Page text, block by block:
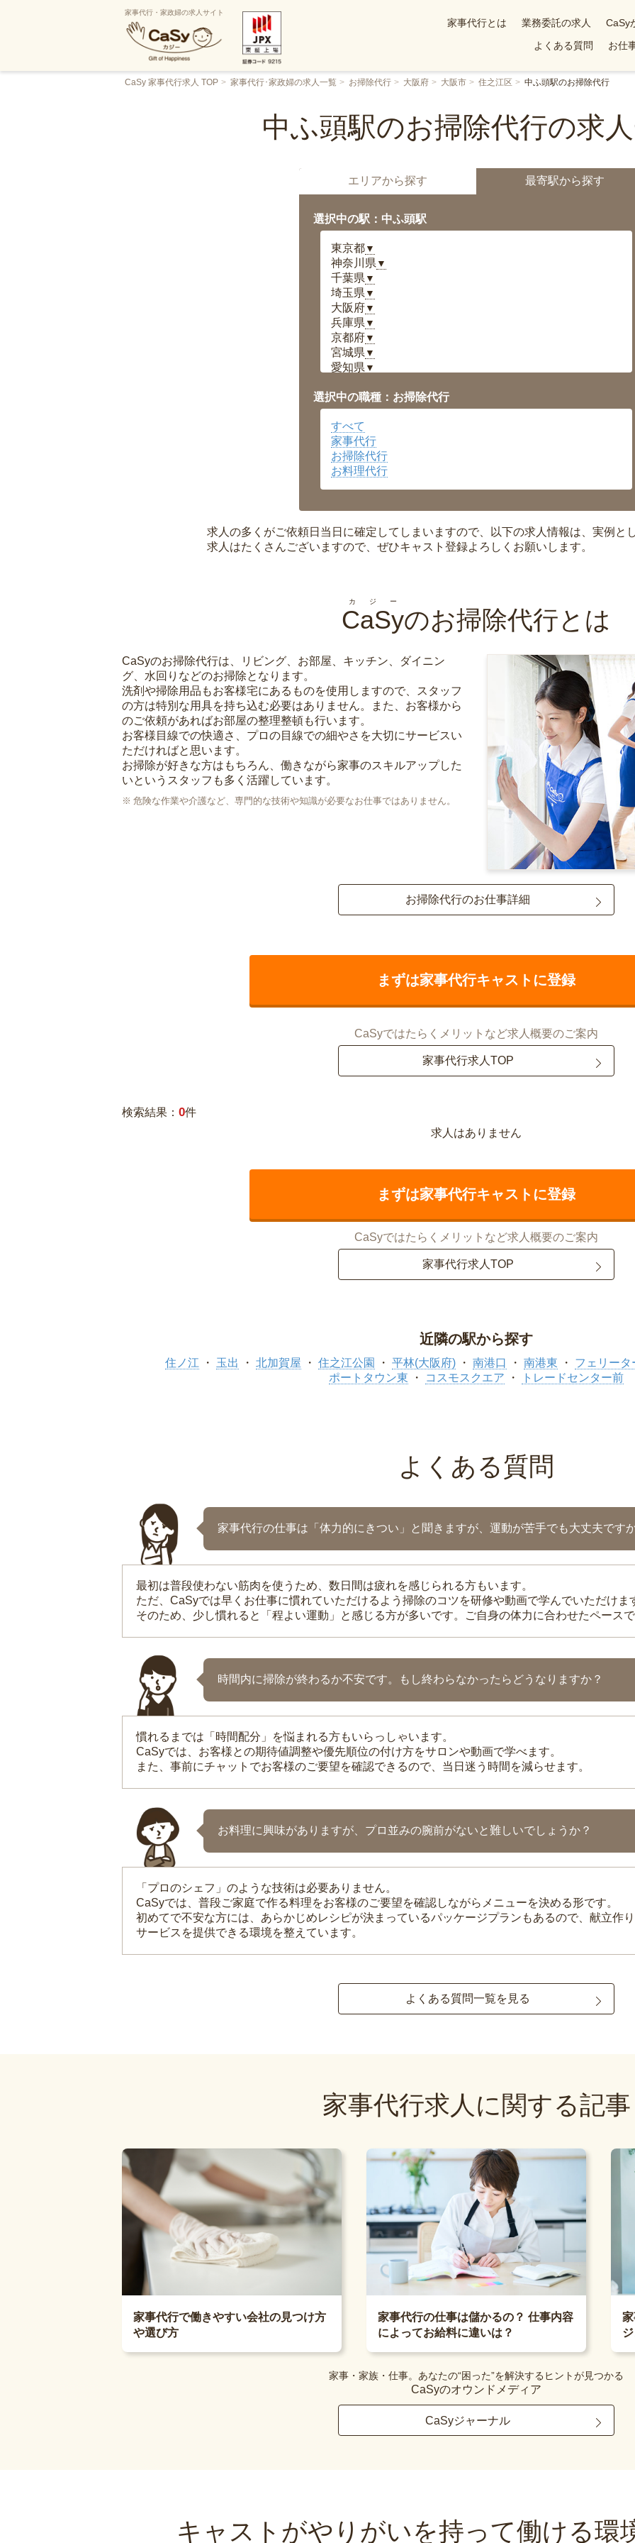
家事代行・家政婦の求人サイト
家事代行とは 業務委託の求人 CaSy
よくある質問
お仕
CaSy 家事代行求人 TOP 家事代行･家政婦の求人一覧 お掃除代行 大阪府 大阪市 住之江区 中ふ頭駅のお掃除代行
中ふ頭駅のお掃除代行の求
エリアから探す 最寄駅から探す
選択中の駅：中ふ頭駅
東京都▼
神奈川県 ▼
千葉県 ▼
埼玉県 ▼
大阪府▼
兵庫県 ▼
京都府▼
宮城県 ▼
愛知県 ▼
岡山県▼
広島県▼
沖縄県
選択中の職種：お掃除代行
すべて
家事代行
お掃除代行
お料理代行
求人の多くがご依頼日当日に確定してしまいますので、以下の求人情報は、実例と
求人はたくさんございますので、ぜひキャスト登録よろしくお願いします。
CaSy
カジー
のお掃除代行とは
CaSyのお掃除代行は、リビング、お部屋、キッチン、ダイニン
グ、水回りなどのお掃除となります。
洗剤や掃除用品もお客様宅にあるものを使用しますので、スタッフ
の方は特別な用具を持ち込む必要はありません。また、お客様から
のご依頼があればお部屋の整理整頓も行います。
お客様目線での快適さ、プロの目線での細やさを大切にサービスい
ただければと思います。
お掃除が好きな方はもちろん、働きながら家事のスキルアップした
いというスタッフも多く活躍しています。
危険な作業や介護など、専門的な技術や知識が必要なお仕事ではありません。
お掃除代行のお仕事詳細
まずは家事代行キャストに登録
CaSyではたらくメリットなど求人概要のご案内
家事代行求人TOP
検索結果： 0件
求人はありません
まずは家事代行キャストに登録
CaSyではたらくメリットなど求人概要のご案内
家事代行求人TOP
近隣の駅から探す
住ノ江 玉出 北加賀屋 住之江公園 平林(大阪府) 南港口 南港東 フェリータ
ポートタウン東
コスモスクエア トレードセンター前
よくある質問
家事代行の仕事は「体力的にきつい」と聞きますが、運動が苦手でも大丈夫です
最初は普段使わない筋肉を使うため、数日間は疲れを感じられる方もいます。
ただ、CaSyでは早くお仕事に慣れていただけるよう掃除のコツを研修や動画で学んでいただけま
そのため、少し慣れると「程よい運動」と感じる方が多いです。ご自身の体力に合わせたペース
時間内に掃除が終わるか不安です。もし終わらなかったらどうなりますか？
慣れるまでは「時間配分」を悩まれる方もいらっしゃいます。
CaSyでは、お客様との期待値調整や優先順位の付け方をサロンや動画で学べます。
また、事前にチャットでお客様のご要望を確認できるので、当日迷う時間を減らせます。
お料理に興味がありますが、プロ並みの腕前がないと難しいでしょうか？
「プロのシェフ」のような技術は必要ありません。
CaSyでは、普段ご家庭で作る料理をお客様のご要望を確認しながらメニューを決める形です。
初めてで不安な方には、あらかじめレシピが決まっているパッケージプランもあるので、献立作
サービスを提供できる環境を整えています。
よくある質問一覧を見る
家事代行求人に関する記事
家事代行で働きやすい会社の見つけ方
や選び方
家事代行の仕事は儲かるの？ 仕事内容
によってお給料に違いは？
家事・家族・仕事。あなたの“困った”を解決するヒントが見つかる
CaSyのオウンドメディア
CaSyジャーナル
キャストがやりがいを持って働ける環